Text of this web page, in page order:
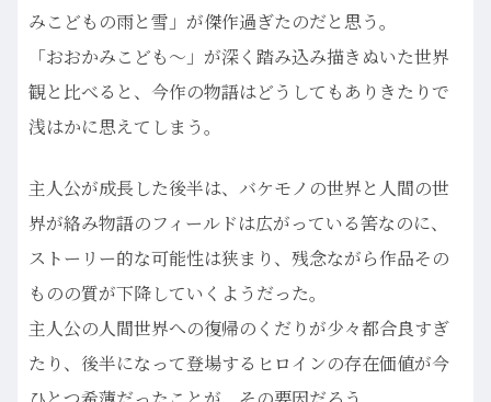
みこどもの雨と雪」が傑作過ぎたのだと思う。
「おおかみこども〜」が深く踏み込み描きぬいた世界
観と比べると、今作の物語はどうしてもありきたりで
浅はかに思えてしまう。
主人公が成長した後半は、バケモノの世界と人間の世
界が絡み物語のフィールドは広がっている筈なのに、
ストーリー的な可能性は狭まり、残念ながら作品その
ものの質が下降していくようだった。
主人公の人間世界への復帰のくだりが少々都合良すぎ
たり、後半になって登場するヒロインの存在価値が今